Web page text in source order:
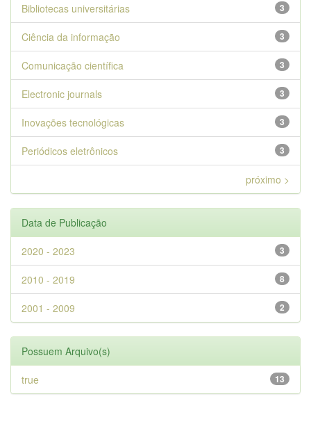
3
Bibliotecas universitárias
3
Ciência da informação
3
Comunicação científica
3
Electronic journals
3
Inovações tecnológicas
3
Periódicos eletrônicos
próximo >
Data de Publicação
3
2020 - 2023
8
2010 - 2019
2
2001 - 2009
Possuem Arquivo(s)
13
true